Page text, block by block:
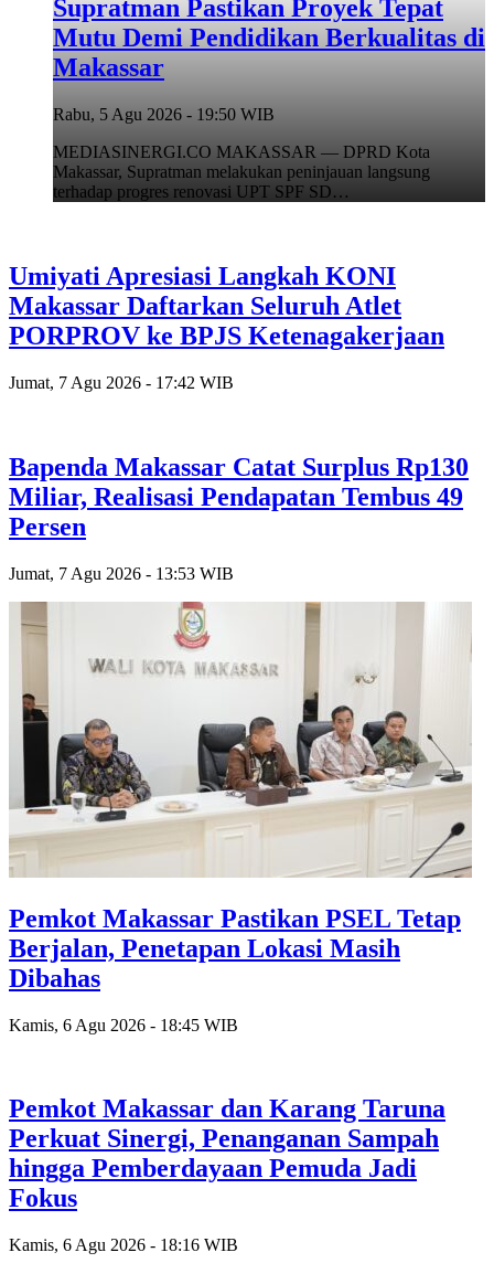
Supratman Pastikan Proyek Tepat
Mutu Demi Pendidikan Berkualitas di
Makassar
Rabu, 5 Agu 2026 - 19:50 WIB
MEDIASINERGI.CO MAKASSAR — DPRD Kota
Makassar, Supratman melakukan peninjauan langsung
terhadap progres renovasi UPT SPF SD…
Umiyati Apresiasi Langkah KONI
Makassar Daftarkan Seluruh Atlet
PORPROV ke BPJS Ketenagakerjaan
Jumat, 7 Agu 2026 - 17:42 WIB
Bapenda Makassar Catat Surplus Rp130
Miliar, Realisasi Pendapatan Tembus 49
Persen
Jumat, 7 Agu 2026 - 13:53 WIB
Pemkot Makassar Pastikan PSEL Tetap
Berjalan, Penetapan Lokasi Masih
Dibahas
Kamis, 6 Agu 2026 - 18:45 WIB
Pemkot Makassar dan Karang Taruna
Perkuat Sinergi, Penanganan Sampah
hingga Pemberdayaan Pemuda Jadi
Fokus
Kamis, 6 Agu 2026 - 18:16 WIB